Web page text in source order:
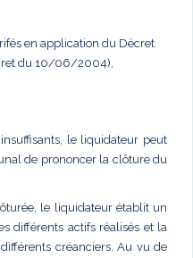
en application du Décret
du 10/06/2004),
le liquidateur peut
de prononcer la clôture du
le liquidateur établit un
différents actifs réalisés et la
créanciers. Au vu de